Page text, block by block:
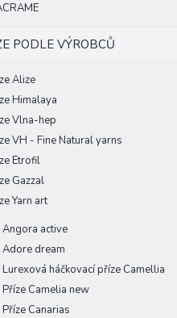
PODLE VÝROBCŮ
Alize
Himalaya
Vlna-hep
VH - Fine Natural yarns
Etrofil
Gazzal
Yarn art
Angora active
Adore dream
Lurexová háčkovací příze Camellia
Příze Camelia new
Příze Canarias